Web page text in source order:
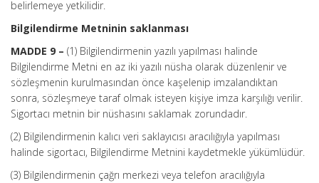
belirlemeye yetkilidir.
Bilgilendirme Metninin saklanması
MADDE 9 – (1) Bilgilendirmenin yazılı yapılması halinde
Bilgilendirme Metni en az iki yazılı nüsha olarak düzenlenir ve
sözleşmenin kurulmasından önce kaşelenip imzalandıktan
sonra, sözleşmeye taraf olmak isteyen kişiye imza karşılığı verilir.
Sigortacı metnin bir nüshasını saklamak zorundadır.
(2) Bilgilendirmenin kalıcı veri saklayıcısı aracılığıyla yapılması
halinde sigortacı, Bilgilendirme Metnini kaydetmekle yükümlüdür.
(3) Bilgilendirmenin çağrı merkezi veya telefon aracılığıyla